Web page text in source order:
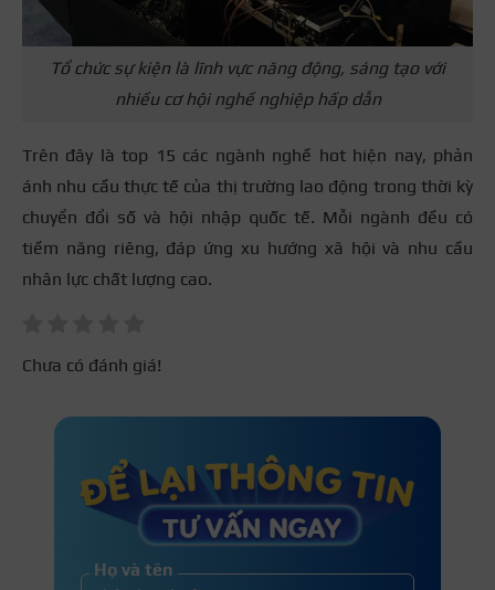
Tổ chức sự kiện là lĩnh vực năng động, sáng tạo với
nhiều cơ hội nghề nghiệp hấp dẫn
Trên đây là top 15 các ngành nghề hot hiện nay, phản
ánh nhu cầu thực tế của thị trường lao động trong thời kỳ
chuyển đổi số và hội nhập quốc tế. Mỗi ngành đều có
tiềm năng riêng, đáp ứng xu hướng xã hội và nhu cầu
nhân lực chất lượng cao.
Chưa có đánh giá!
Họ và tên